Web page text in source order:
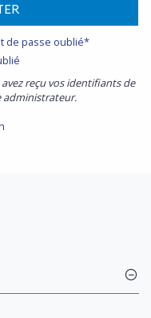
de passe oublié*
reçu vos identifiants de
administrateur.